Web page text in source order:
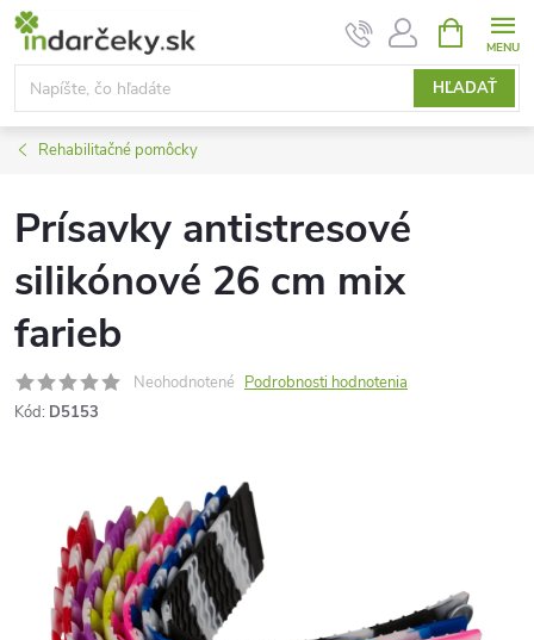
Prejsť
obsah
HĽADAŤ
KOŠÍK
Rehabilitačné pomôcky
Prísavky antistresové
silikónové 26 cm mix
farieb
Neohodnotené Podrobnosti hodnotenia
Kód: D5153